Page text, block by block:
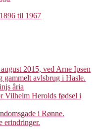
til 1967
2015, ved Arne Ipsen
avlsbrug i Hasle.
âria
Vilhelm Herolds fødsel i
i Rønne.
erindringer.